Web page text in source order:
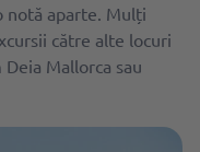
notă aparte. Mulți
către alte locuri
Mallorca sau